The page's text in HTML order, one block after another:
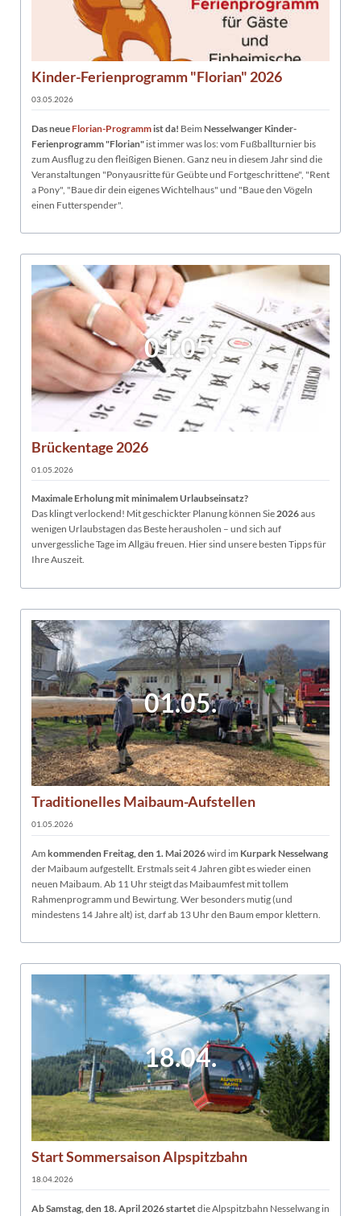
Kinder-Ferienprogramm "Florian" 2026
03.05.2026
Das neueFlorian-Programmist da! Beim Nesselwanger Kinder-
Ferienprogramm "Florian" ist immer was los: vom Fußballturnier bis
zum Ausflug zu den fleißigen Bienen. Ganz neu in diesem Jahr sind die
Veranstaltungen "Ponyausritte für Geübte und Fortgeschrittene", "Rent
a Pony", "Baue dir dein eigenes Wichtelhaus" und "Baue den Vögeln
einen Futterspender".
01.05.
Brückentage 2026
01.05.2026
Maximale Erholung mit minimalem Urlaubseinsatz?
Das klingt verlockend! Mit geschickter Planung können Sie2026aus
wenigen Urlaubstagen das Beste herausholen – und sich auf
unvergessliche Tage im Allgäu freuen. Hier sind unsere besten Tipps für
Ihre Auszeit.
01.05.
Traditionelles Maibaum-Aufstellen
01.05.2026
Am kommenden Freitag, den 1. Mai 2026wird im Kurpark Nesselwang
der Maibaum aufgestellt. Erstmals seit 4 Jahren gibt es wieder einen
neuen Maibaum. Ab 11 Uhr steigt das Maibaumfest mit tollem
Rahmenprogramm und Bewirtung. Wer besonders mutig (und
mindestens 14 Jahre alt) ist, darf ab 13 Uhr den Baum empor klettern.
18.04.
Start Sommersaison Alpspitzbahn
18.04.2026
Ab Samstag, den 18. April 2026 startetdie Alpspitzbahn Nesselwang in